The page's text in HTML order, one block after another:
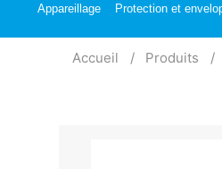
Appareillage Protection et
Accueil Produits